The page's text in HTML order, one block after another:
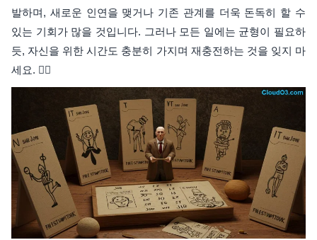
발하며, 새로운 인연을 맺거나 기존 관계를 더욱 돈독히 할 수
있는 기회가 많을 것입니다. 그러나 모든 일에는 균형이 필요하
듯, 자신을 위한 시간도 충분히 가지며 재충전하는 것을 잊지 마
세요. 🧘‍♀️